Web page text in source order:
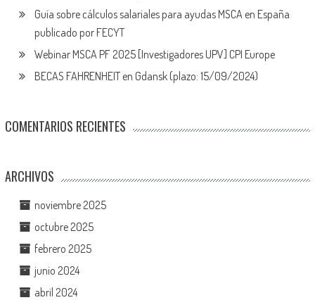
Guía sobre cálculos salariales para ayudas MSCA en España
publicado por FECYT
Webinar MSCA PF 2025 [Investigadores UPV] CPI Europe
BECAS FAHRENHEIT en Gdansk (plazo: 15/09/2024)
COMENTARIOS RECIENTES
ARCHIVOS
noviembre 2025
octubre 2025
febrero 2025
junio 2024
abril 2024